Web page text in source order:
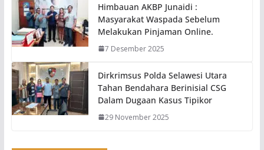
Himbauan AKBP Junaidi :
Masyarakat Waspada Sebelum
Melakukan Pinjaman Online.
7 Desember 2025
Dirkrimsus Polda Selawesi Utara
Tahan Bendahara Berinisial CSG
Dalam Dugaan Kasus Tipikor
29 November 2025